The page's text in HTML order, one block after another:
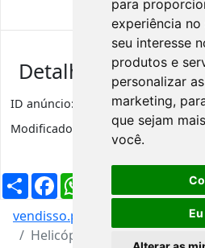
para
experiência no
seu interesse
produtos e
personalizar
marketing,
que sejam
você.
Detalhes de
ID anúncio: 2683
Modificado:
5 anos
PartilharFacebook LinkedIn
vendisso.pt
Helicóptero rc